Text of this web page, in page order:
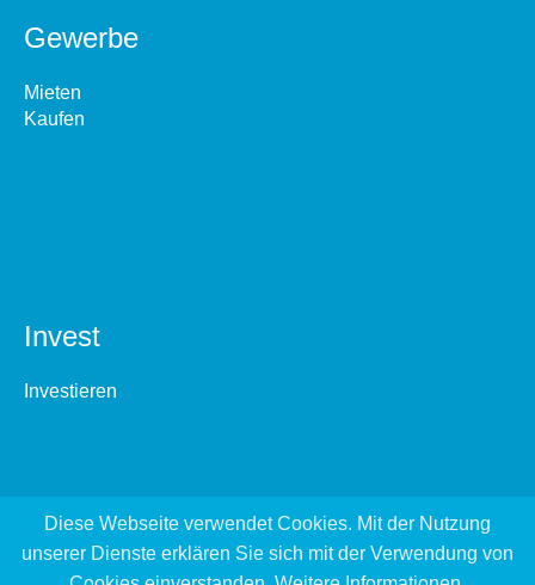
Gewerbe
Mieten
Kaufen
Invest
Investieren
Diese Webseite verwendet Cookies. Mit der Nutzung
unserer Dienste erklären Sie sich mit der Verwendung von